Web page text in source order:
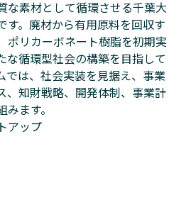
な素材として循環させる千葉大
す。廃材から有用原料を回収す
ポリカーボネート樹脂を初期実
な循環型社会の構築を目指して
では、社会実装を見据え、事業
、知財戦略、開発体制、事業計
ます。
アップ